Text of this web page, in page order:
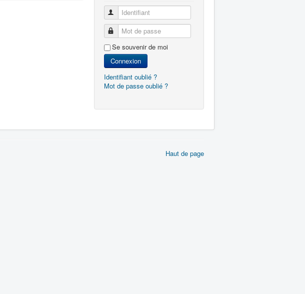
Identifiant
Mot de passe
Se souvenir de moi
Connexion
Identifiant oublié ?
Mot de passe oublié ?
Haut de page